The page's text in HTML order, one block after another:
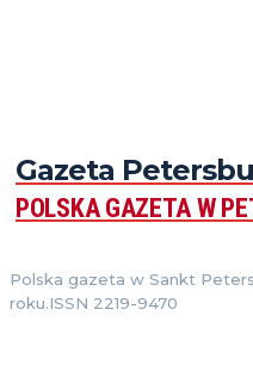
Gazeta
POLSKA GAZETA W
Polska gazeta w Sankt
roku.ISSN 2219-9470